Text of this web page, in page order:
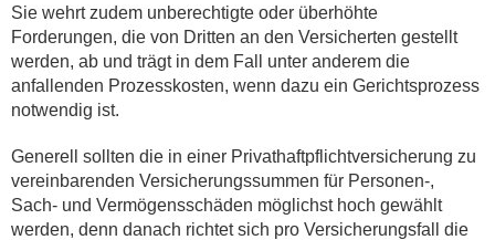
Sie wehrt zudem unberechtigte oder überhöhte
Forderungen, die von Dritten an den Versicherten gestellt
werden, ab und trägt in dem Fall unter anderem die
anfallenden Prozesskosten, wenn dazu ein Gerichtsprozess
notwendig ist.
Generell sollten die in einer Privathaftpflichtversicherung zu
vereinbarenden Versicherungssummen für Personen-,
Sach- und Vermögensschäden möglichst hoch gewählt
werden, denn danach richtet sich pro Versicherungsfall die